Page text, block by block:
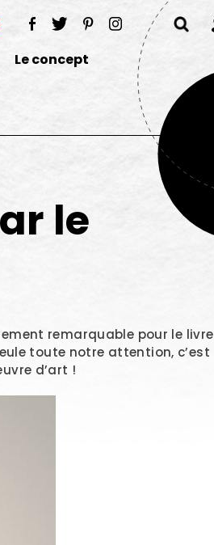
Le concept
le
remarquable pour le livre
toute notre attention, c’est
d’art !